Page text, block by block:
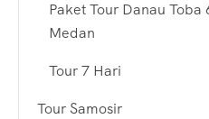
Paket Tour Danau
Medan
Tour 7 Hari
Tour Samosir